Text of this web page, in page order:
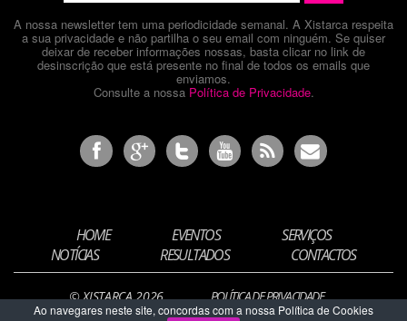
A nossa newsletter tem uma periodicidade semanal. A Xistarca respeita
a sua privacidade e não partilha o seu email com ninguém. Se quiser
deixar de receber informações nossas, basta clicar no link de
desinscrição que está presente no final de todos os emails que
enviamos.
Consulte a nossa Política de Privacidade.
HOME EVENTOS
SERVIÇOS
NOTÍCIAS
RESULTADOS CONTACTOS
© XISTARCA 2026
POLÍTICA DE PRIVACIDADE
DESIGN BYARTCHIADO.PT
Ao navegares neste site, concordas com a nossa Política de Cookies